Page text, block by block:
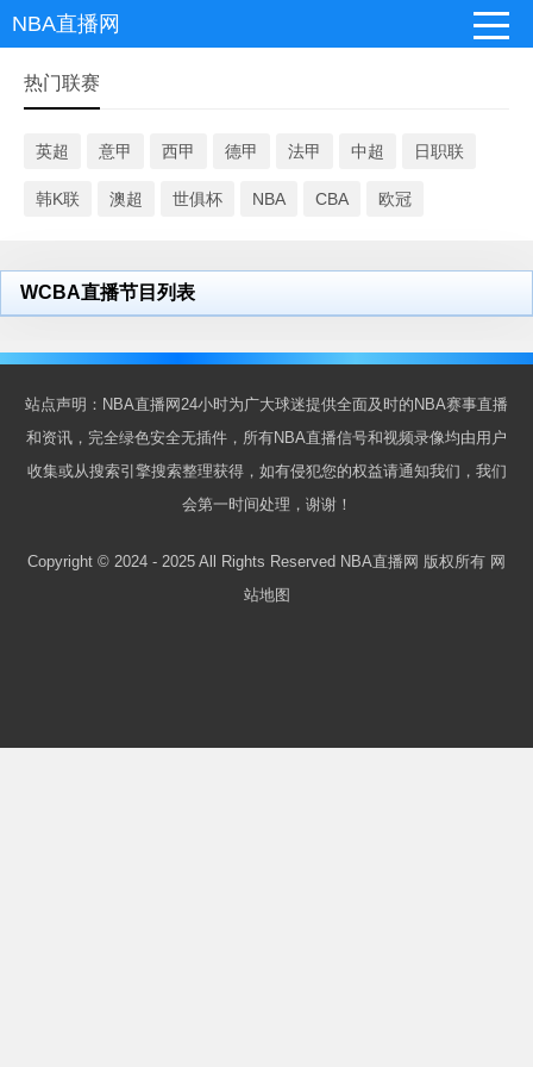
NBA直播网
热门联赛
英超 意甲 西甲 德甲 法甲 中超 日职联
韩K联 澳超 世俱杯 NBA CBA 欧冠
WCBA直播节目列表
站点声明：NBA直播网24小时为广大球迷提供全面及时的NBA赛事直播
和资讯，完全绿色安全无插件，所有NBA直播信号和视频录像均由用户
收集或从搜索引擎搜索整理获得，如有侵犯您的权益请通知我们，我们
会第一时间处理，谢谢！
Copyright © 2024 - 2025 All Rights Reserved NBA直播网 版权所有 网
站地图